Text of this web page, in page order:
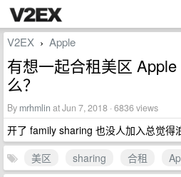
V2EX › Apple
有想一起合租美区
么？
By mrhmlin at Jun 7, 2018 · 6836 views
开了 family sharing 也没人加入总觉得
美区
sharing 合租